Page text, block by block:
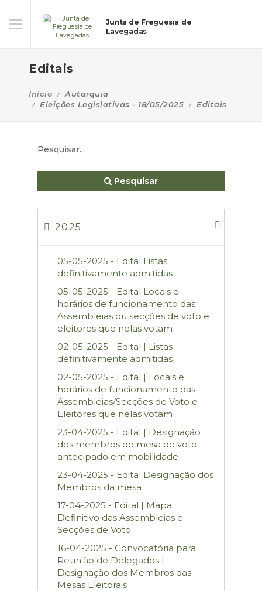
Junta de Freguesia de
Lavegadas
Editais
Início
Autarquia
Eleições Legislativas - 18/05/2025
Editais
Pesquisar
2025
05-05-2025 - Edital Listas
definitivamente admitidas
05-05-2025 - Edital Locais e
horários de funcionamento das
Assembleias ou secções de voto e
eleitores que nelas votam
02-05-2025 - Edital | Listas
definitivamente admitidas
02-05-2025 - Edital | Locais e
horários de funcionamento das
Assembleias/Secções de Voto e
Eleitores que nelas votam
23-04-2025 - Edital | Designação
dos membros de mesa de voto
antecipado em mobilidade
23-04-2025 - Edital Designação dos
Membros da mesa
17-04-2025 - Edital | Mapa
Definitivo das Assembleias e
Secções de Voto
16-04-2025 - Convocatória para
Reunião de Delegados |
Designação dos Membros das
Mesas Eleitorais